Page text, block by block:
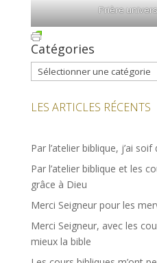
Prière
Catégories
Catégories
LES ARTICLES RÉCENTS
Par l’atelier biblique, j’ai
Par l’atelier biblique et les
grâce à Dieu
Merci Seigneur pour les
Merci Seigneur, avec les
mieux la bible